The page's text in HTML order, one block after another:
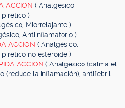
ACCION ( Analgésico,
)
Miorrelajante )
Antiinflamatorio )
ACCION ( Analgésico,
no esteroide )
ACCION ( Analgésico (calma el
(reduce la inflamación), antifebril